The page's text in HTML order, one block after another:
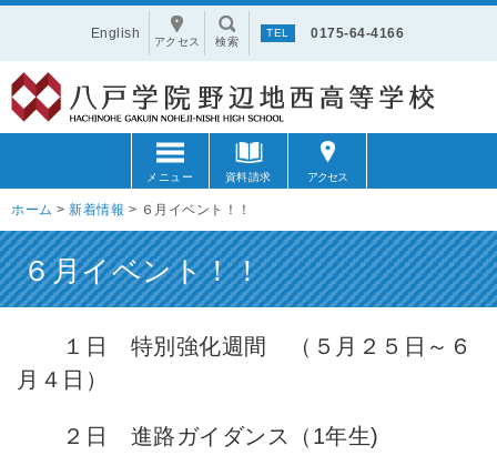
0175-64-4166
検索
English
アクセス
メニュー 資料請求 アクセス
ホーム > 新着情報 > ６月イベント！！
６月イベント！！
１日 特別強化週間 （５月２５日～６
月４日）
２日 進路ガイダンス（1年生)